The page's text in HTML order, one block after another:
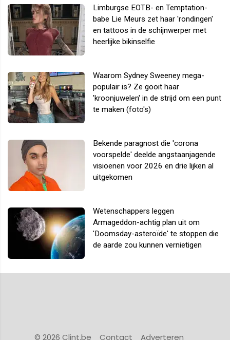
Limburgse EOTB- en Temptation-
babe Lie Meurs zet haar 'rondingen'
en tattoos in de schijnwerper met
heerlijke bikinselfie
Waarom Sydney Sweeney mega-
populair is? Ze gooit haar
'kroonjuwelen' in de strijd om een punt
te maken (foto's)
Bekende paragnost die 'corona
voorspelde' deelde angstaanjagende
visioenen voor 2026 en drie lijken al
uitgekomen
Wetenschappers leggen
Armageddon-achtig plan uit om
'Doomsday-asteroïde' te stoppen die
de aarde zou kunnen vernietigen
© 2026 Clint.be Contact Adverteren